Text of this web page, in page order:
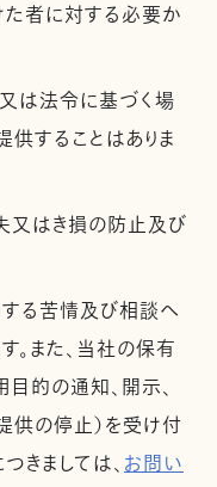
た者に対する必要か
は法令に基づく場
することはありま
又はき損の防止及び
る苦情及び相談へ
また、当社の保有
的の通知、開示、
供の停止）を受け付
きましては、お問い